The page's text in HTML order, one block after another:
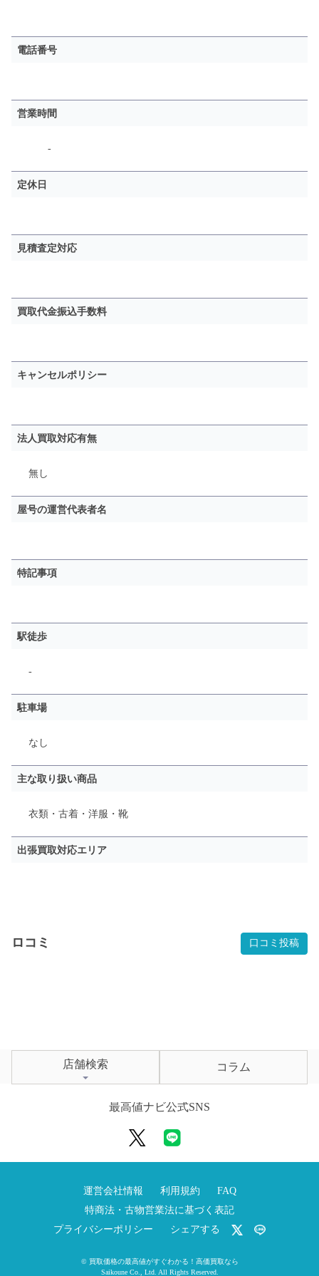
電話番号
営業時間
-
定休日
見積査定対応
買取代金振込手数料
キャンセルポリシー
法人買取対応有無
無し
屋号の運営代表者名
特記事項
駅徒歩
-
駐車場
なし
主な取り扱い商品
衣類・古着・洋服・靴
出張買取対応エリア
ロコミ 口コミ投稿
店舗検索 コラム
最高値ナビ公式SNS
運営会社情報 利用規約
FAQ
特商法・古物営業法に基づく表記
プライバシーポリシー
シェアする
© 買取価格の最高値がすぐわかる！高価買取なら
Saikoune Co., Ltd. All Rights Reserved.